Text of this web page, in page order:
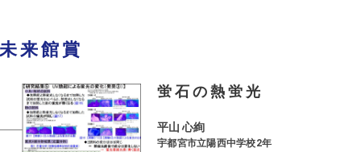
来館賞
蛍石の熱蛍光
平山 心絢
宇都宮市立陽西中学校2年